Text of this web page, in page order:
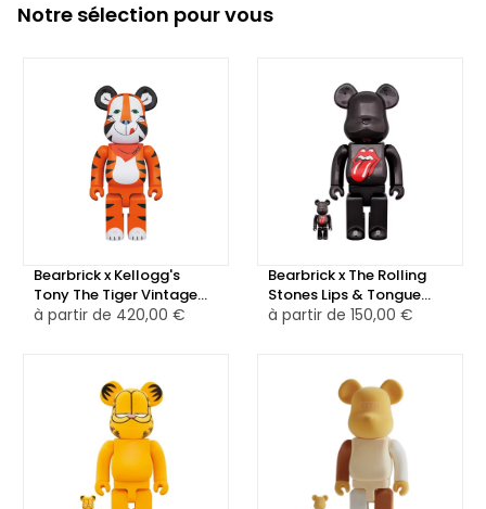
Notre sélection pour vous
Bearbrick x Kellogg's
Tony The Tiger Vintage
Ver. 1000%
à partir de 420,00 €
Bearbrick x The Rolling
Stones Lips & Tongue
100% & 400% Set
à partir de 150,00 €